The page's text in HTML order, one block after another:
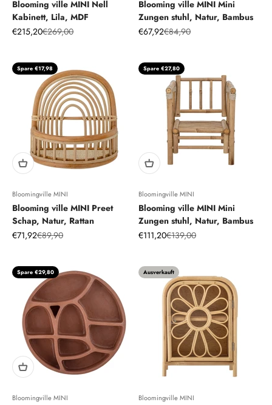
Blooming ville MINI Nell
Kabinett, Lila, MDF
Angebot
€215,20Regulärer Preis
€269,00
Blooming ville MINI Mini
Zungen stuhl, Natur, Bambus
Angebot
€67,92Regulärer Preis
€84,90
Spare €17,98
Bloomingville MINI
Blooming ville MINI Preet
Schap, Natur, Rattan
Angebot
€71,92Regulärer Preis
€89,90
Spare €27,80
Bloomingville MINI
Blooming ville MINI Mini
Zungen stuhl, Natur, Bambus
Angebot
€111,20Regulärer Preis
€139,00
Spare €29,80
Bloomingville MINI
Ausverkauft
Bloomingville MINI